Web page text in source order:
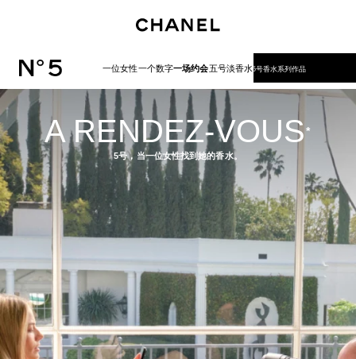
A RENDEZ-VOUS *
5号，当一位女性找到她的香水。
一位女性一个数字一场约会五号淡香水5号香水系列作品